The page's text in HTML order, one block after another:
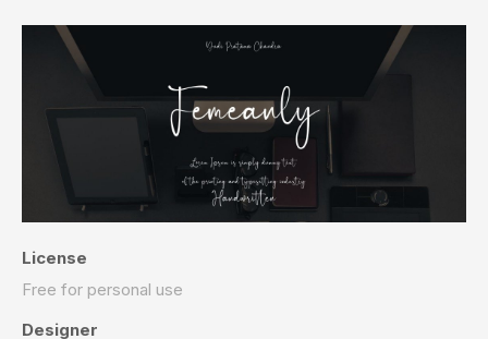
License
Free for personal use
Designer